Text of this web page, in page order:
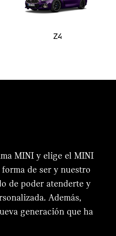
Z4
MINI y elige el MINI
de ser y nuestro
de poder atenderte y
Además,
generación que ha